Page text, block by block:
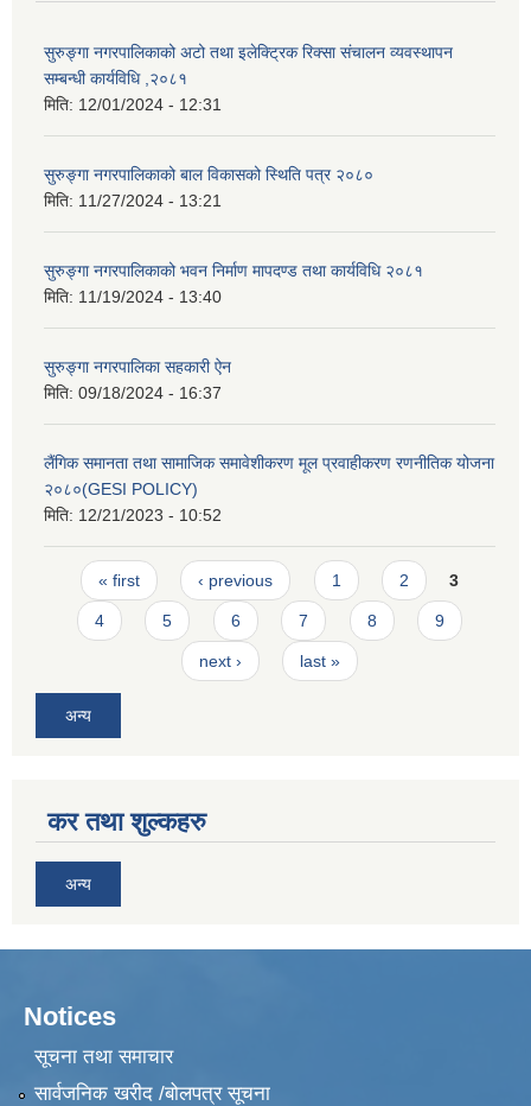
सुरुङ्गा नगरपालिकाको अटो तथा इलेक्ट्रिक रिक्सा संचालन व्यवस्थापन
सम्बन्धी कार्यविधि ,२०८१
मिति: 12/01/2024 - 12:31
सुरुङ्गा नगरपालिकाको बाल विकासको स्थिति पत्र २०८०
मिति: 11/27/2024 - 13:21
सुरुङ्गा नगरपालिकाको भवन निर्माण मापदण्ड तथा कार्यविधि २०८१
मिति: 11/19/2024 - 13:40
सुरुङ्गा नगरपालिका सहकारी ऐन
मिति: 09/18/2024 - 16:37
लैंगिक समानता तथा सामाजिक समावेशीकरण मूल प्रवाहीकरण रणनीतिक योजना
२०८०(GESI POLICY)
मिति: 12/21/2023 - 10:52
Pages
« first ‹ previous 1 2 3
4 5 6 7 8 9
next › last »
अन्य
कर तथा शुल्कहरु
अन्य
Notices
सूचना तथा समाचार
सार्वजनिक खरीद /बोलपत्र सूचना